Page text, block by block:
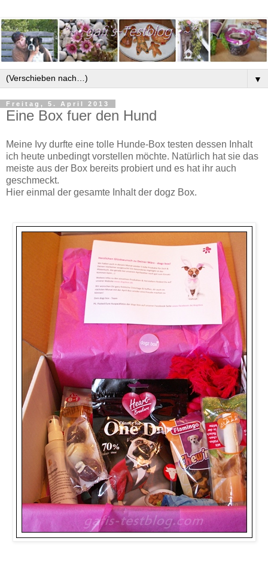
▼
Freitag, 5. April 2013
Eine Box fuer den Hund
Meine Ivy durfte eine tolle Hunde-Box testen dessen Inhalt
ich heute unbedingt vorstellen möchte. Natürlich hat sie das
meiste aus der Box bereits probiert und es hat ihr auch
geschmeckt.
Hier einmal der gesamte Inhalt der dogz Box.